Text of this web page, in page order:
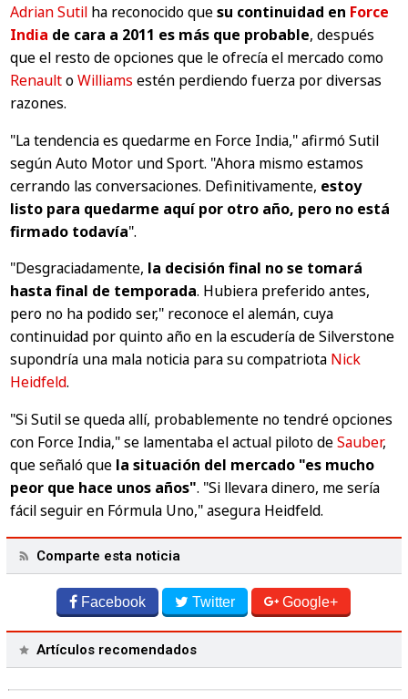
Adrian Sutil ha reconocido quesu continuidad en Force
India de cara a 2011 es más que probable, después
que el resto de opciones que le ofrecía el mercado como
RenaultoWilliams estén perdiendo fuerza por diversas
razones.
"La tendencia es quedarme en Force India,"afirmó Sutil
segúnAuto Motor und Sport. "Ahora mismo estamos
cerrando las conversaciones. Definitivamente, estoy
listo para quedarme aquí por otro año, pero no está
firmado todavía".
"Desgraciadamente, la decisión final no se tomará
hasta final de temporada. Hubiera preferido antes,
pero no ha podido ser," reconoce el alemán, cuya
continuidad por quinto año en la escudería de Silverstone
supondría una mala noticia para su compatriota Nick
Heidfeld.
"Si Sutil se queda allí, probablemente no tendré opciones
con Force India,"se lamentaba el actual piloto deSauber,
que señaló que la situación del mercado "es mucho
peor que hace unos años". "Si llevara dinero, me sería
fácil seguir en Fórmula Uno,"asegura Heidfeld.
Comparte esta noticia
Facebook Twitter Google+
Artículos recomendados